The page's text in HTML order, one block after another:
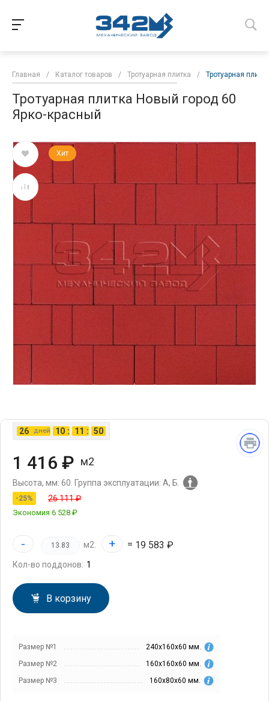
Главная / Каталог товаров / Тротуарная плитка / Тротуарная
Тротуарная плитка Новый город 60
Ярко-красный
Хит
26 дней 10 : 11 : 49
1 416 ₽ м2
Высота, мм: 60. Группа эксплуатации: А, Б.
-25% 26 111 ₽
Экономия 6 528 ₽
- м2. + = 19 583 ₽
Кол-во поддонов:
В корзину
Размер №1
240х160х60 мм.
Размер №2
160х160х60 мм.
Размер №3
160х80х60 мм.